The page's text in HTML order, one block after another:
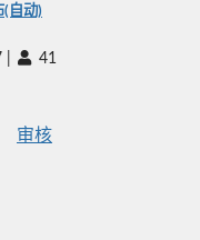
(自动)
41
审核